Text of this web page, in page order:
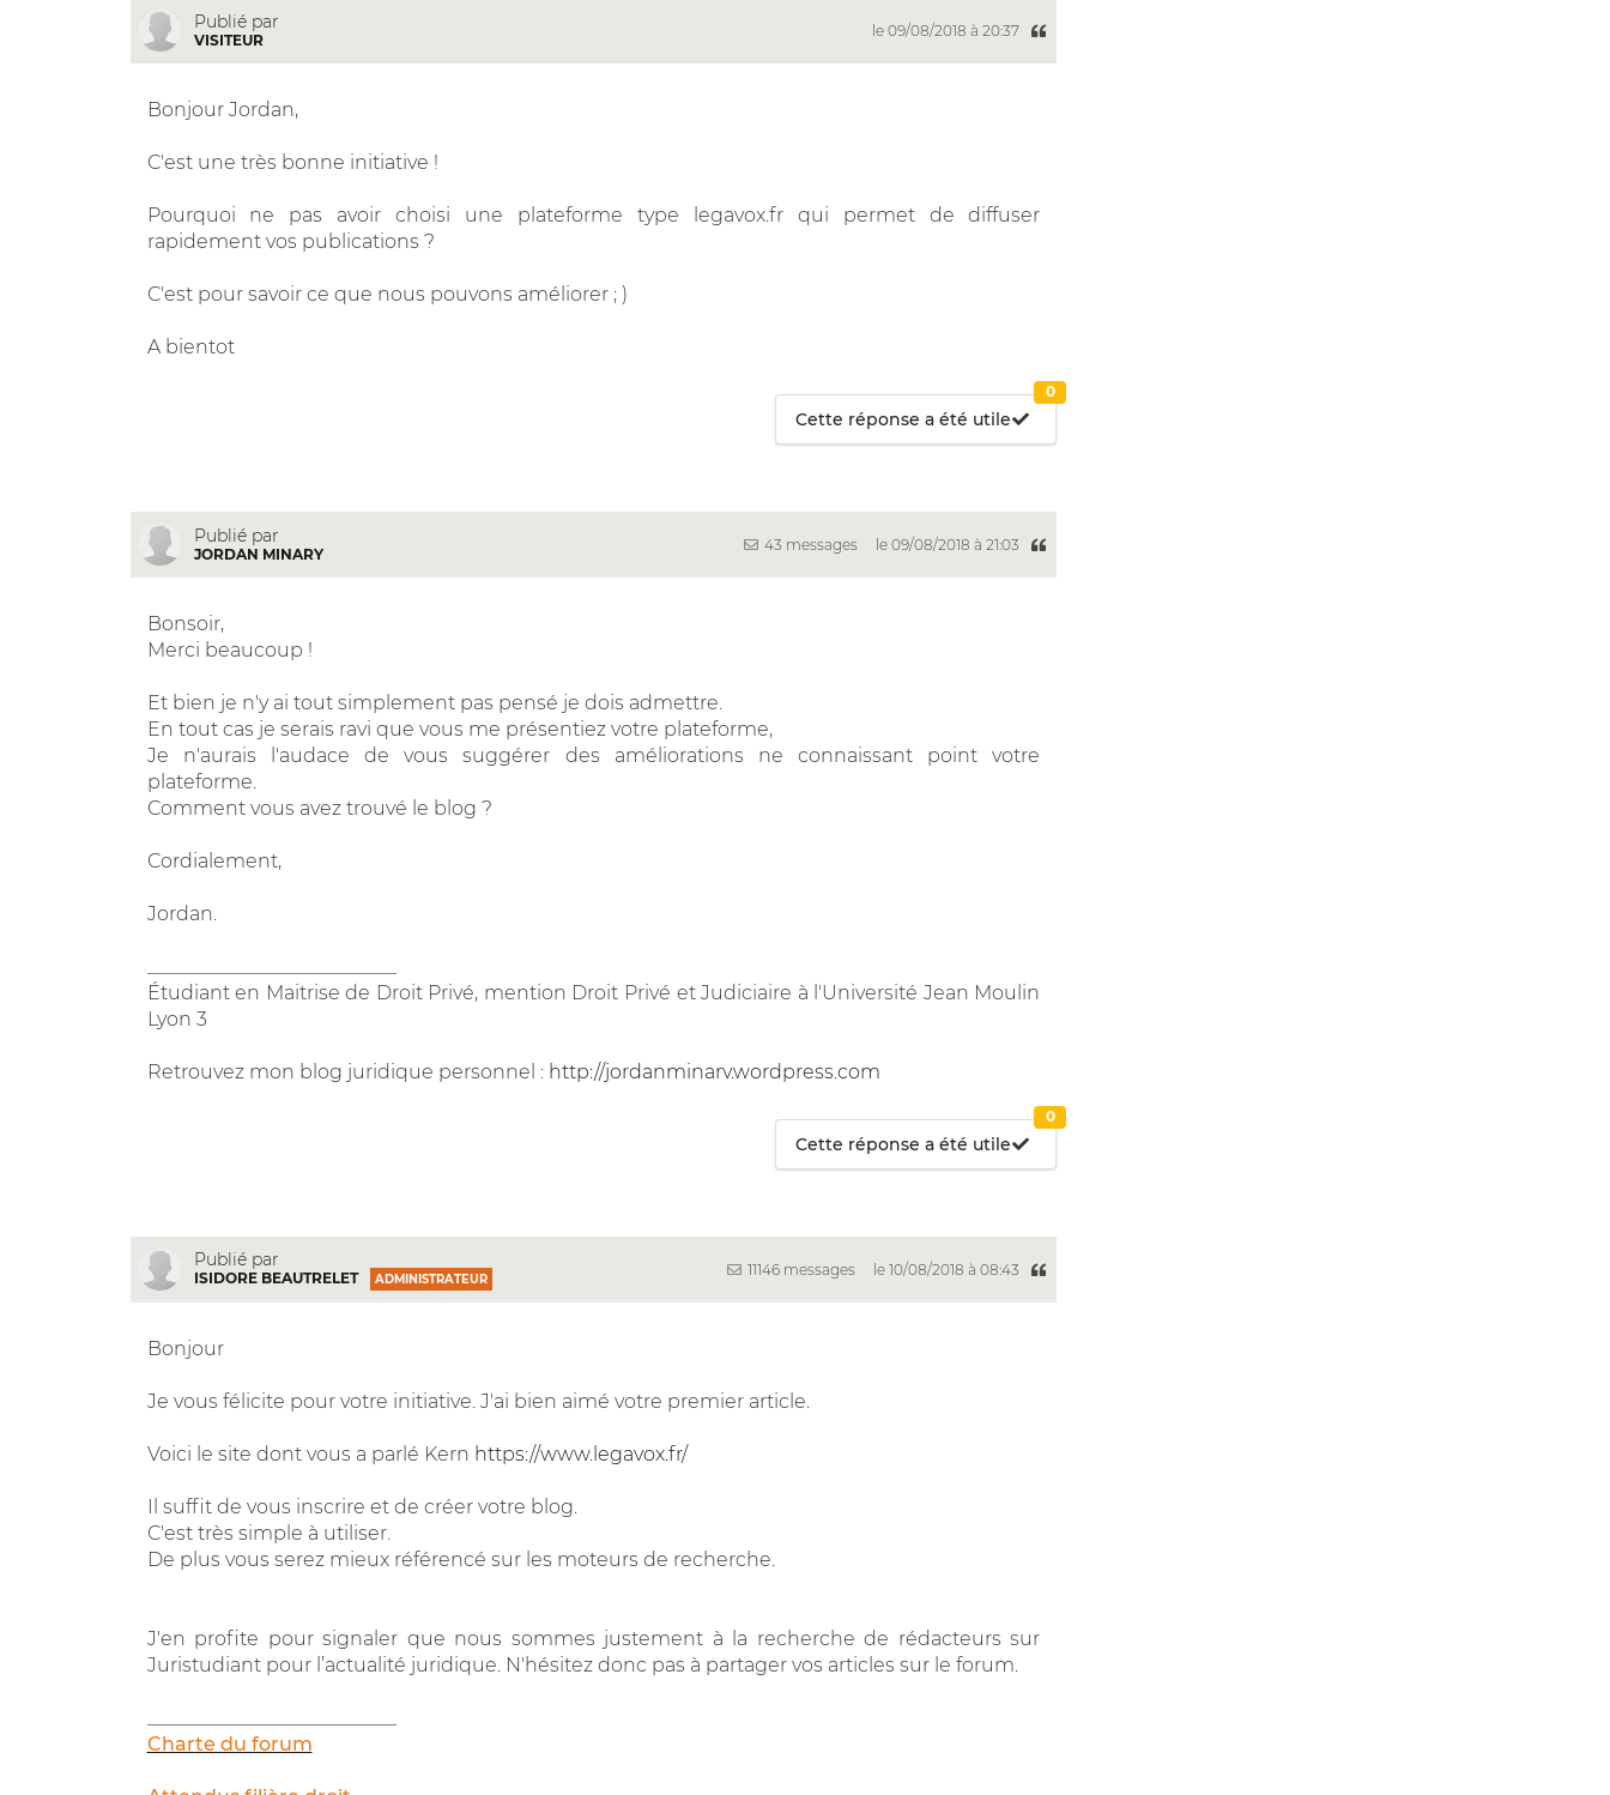
Publié par
VISITEUR
le 09/08/2018 à 20:37
Bonjour Jordan,
C'est une très bonne initiative !
Pourquoi ne pas avoir choisi une plateforme type legavox.fr qui permet de diffuser
rapidement vos publications ?
C'est pour savoir ce que nous pouvons améliorer ; )
A bientot
Cette réponse a été utile
0
Publié par
JORDAN MINARY
43 messages le 09/08/2018 à 21:03
Bonsoir,
Merci beaucoup !
Et bien je n'y ai tout simplement pas pensé je dois admettre.
En tout cas je serais ravi que vous me présentiez votre plateforme,
Je n'aurais l'audace de vous suggérer des améliorations ne connaissant point votre
plateforme.
Comment vous avez trouvé le blog ?
Cordialement,
Jordan.
Étudiant en Maitrise de Droit Privé, mention Droit Privé et Judiciaire à l'Université Jean Moulin
Lyon 3
Retrouvez mon blog juridique personnel : http://jordanminarv.wordpress.com
Cette réponse a été utile
0
Publié par
ISIDORE BEAUTRELET ADMINISTRATEUR
11146 messages le 10/08/2018 à 08:43
Bonjour
Je vous félicite pour votre initiative. J'ai bien aimé votre premier article.
Voici le site dont vous a parlé Kern https://www.legavox.fr/
Il suffit de vous inscrire et de créer votre blog.
C'est très simple à utiliser.
De plus vous serez mieux référencé sur les moteurs de recherche.
J'en profite pour signaler que nous sommes justement à la recherche de rédacteurs sur
Juristudiant pour l’actualité juridique. N'hésitez donc pas à partager vos articles sur le forum.
Charte du forum